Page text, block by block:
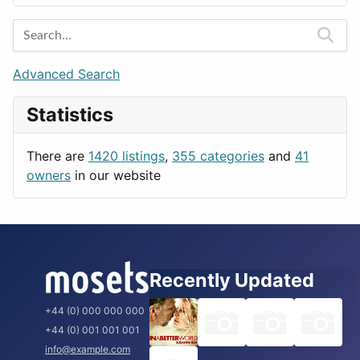
Entertainment
Games
Lifestyle
News & Weather
Productivity
Barcelona
Berlin
Budapest
London
Paris
Rome
Advanced Search
Statistics
There are 1420 listings, 355 categories and 41
owners in our website
+44 (0) 000 000 000
+44 (0) 001 001 001
info@example.com
Recently Updated